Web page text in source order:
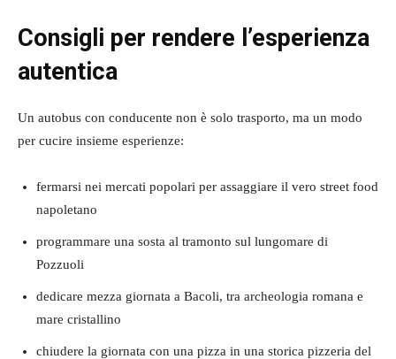
Consigli per rendere l’esperienza
autentica
Un autobus con conducente non è solo trasporto, ma un modo
per cucire insieme esperienze:
fermarsi nei mercati popolari per assaggiare il vero street food
napoletano
programmare una sosta al tramonto sul lungomare di
Pozzuoli
dedicare mezza giornata a Bacoli, tra archeologia romana e
mare cristallino
chiudere la giornata con una pizza in una storica pizzeria del